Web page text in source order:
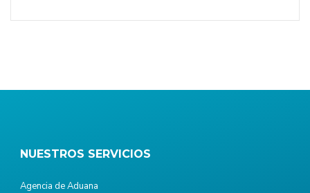
NUESTROS SERVICIOS
Agencia de Aduana